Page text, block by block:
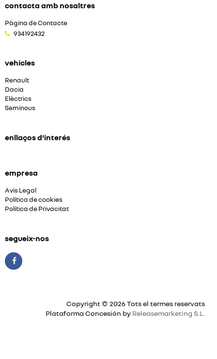
contacta amb nosaltres
Pàgina de Contacte
934192432
vehicles
Renault
Dacia
Elèctrics
Seminous
enllaços d'interés
empresa
Avis Legal
Política de cookies
Política de Privacitat
segueix-nos
Copyright © 2026 Tots el termes reservats
Plataforma Concesión by Releasemarketing S.L.